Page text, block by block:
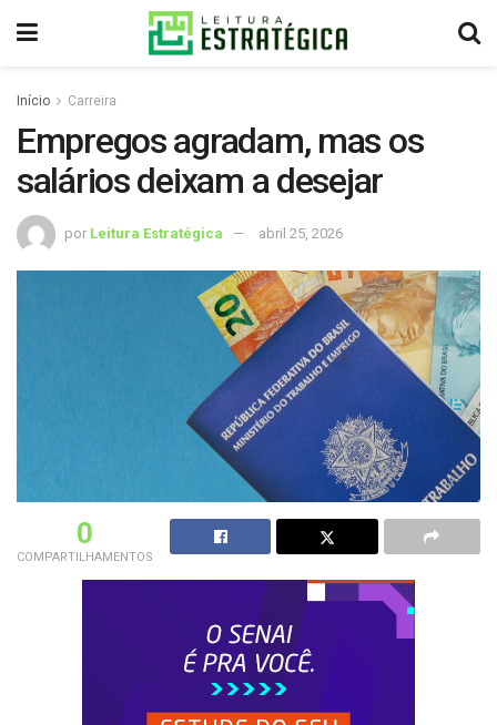
Início Carreira
Empregos agradam, mas os
salários deixam a desejar
por Leitura Estratégica abril 25, 2026
0
COMPARTILHAMENTOS